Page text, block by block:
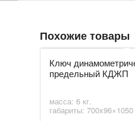
Похожие товары
Ключ
предельный КДЖП
масса: 6 кг.
габариты: 700х96×1050